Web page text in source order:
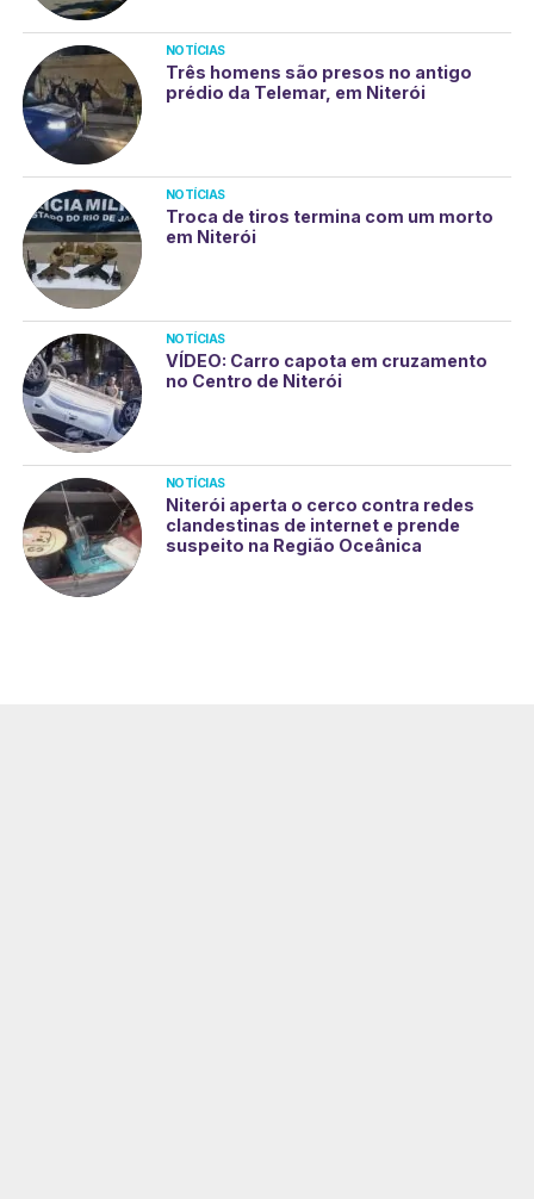
NOTÍCIAS
Três homens são presos no antigo
prédio da Telemar, em Niterói
NOTÍCIAS
Troca de tiros termina com um morto
em Niterói
NOTÍCIAS
VÍDEO: Carro capota em cruzamento
no Centro de Niterói
NOTÍCIAS
Niterói aperta o cerco contra redes
clandestinas de internet e prende
suspeito na Região Oceânica